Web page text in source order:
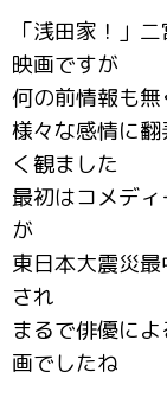
「浅田家！」
映画ですが
何の前情報も
様々な感情に
く観ました
最初はコメデ
が
東日本大震災
され
まるで俳優に
画でしたね